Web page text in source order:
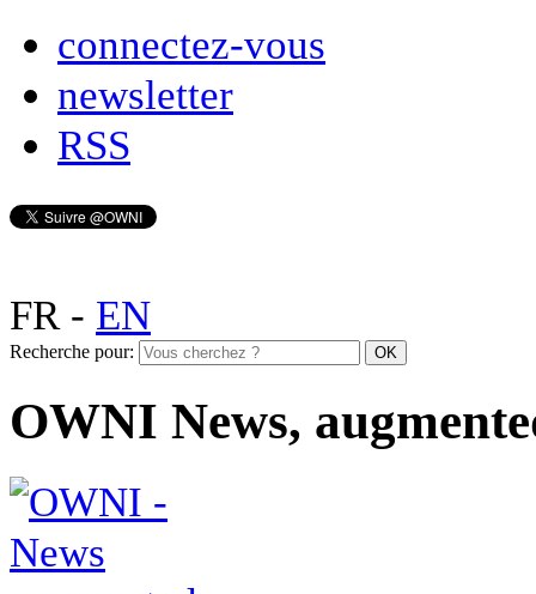
connectez-vous
newsletter
RSS
FR- EN
Recherche pour:
OWNI News,